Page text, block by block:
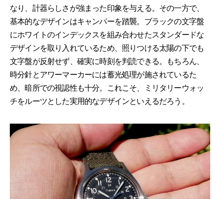
なり、計器らしさが強まった印象を与える。その一方で、
基本的なデザインはキャンパーを踏襲。ブラックの文字盤
にホワイトのインデックスを組み合わせたスタンダードな
デザインを取り入れているため、照りつける太陽の下でも
文字盤が反射せず、確実に時刻を判読できる。もちろん、
時分針とアワーマーカーには蓄光処理が施されているた
め、暗所での視認性も十分。これこそ、ミリタリーウォッ
チをルーツとした実用的なデザインといえるだろう。